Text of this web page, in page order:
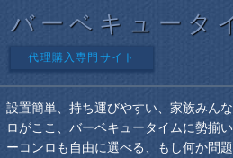
バーベキュータ
代理購入専門サイト
設置簡単、持ち運びやすい、家族みん
ロがここ、バーベキュータイムに勢揃
ーコンロも自由に選べる、もし何か問